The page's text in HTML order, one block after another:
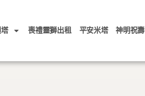
喪禮靈獅出租 平安米塔 神明祝壽